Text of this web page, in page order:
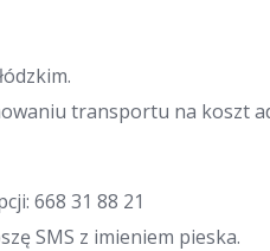
transportu na koszt
668 31 88 21
SMS z imieniem pieska.